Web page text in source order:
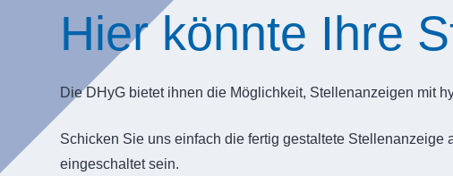
Hier könnte Ihre
Die DHyG bietet ihnen die Möglichkeit, Stellenanzeigen mit
Schicken Sie uns einfach die fertig gestaltete Stellenanzeige
eingeschaltet sein.